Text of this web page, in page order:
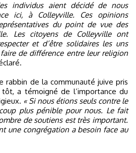
individus aient décidé de nous
ici, à Colleyville. Ces opinions
du point de vue des
Les citoyens de Colleyville ont
et d’être solidaires les uns
de différence entre leur religion
rabbin de la communauté juive pris
a témoigné de l’importance du
« Si nous étions seuls contre le
plus pénible pour nous. Le fait
de soutiens est très important.
une congrégation a besoin face au